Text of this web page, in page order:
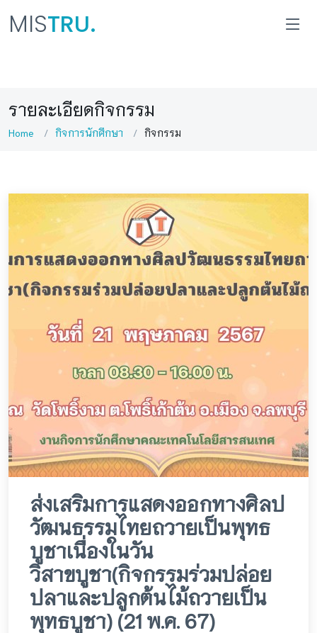
MISTRU.
รายละเอียดกิจกรรม
Home กิจการนักศึกษา กิจกรรม
ส่งเสริมการแสดงออกทางศิลป
วัฒนธรรมไทยถวายเป็นพุทธ
บูชาเนื่องในวัน
วิสาขบูชา(กิจกรรมร่วมปล่อย
ปลาและปลูกต้นไม้ถวายเป็น
พุทธบูชา) (21 พ.ค. 67)